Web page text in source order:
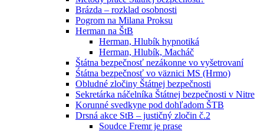
Brázda – rozklad osobnosti
Pogrom na Milana Proksu
Herman na ŠtB
Herman, Hlubík hypnotiká
Herman, Hlubík, Macháč
Štátna bezpečnosť nezákonne vo vyšetrovaní
Śtátna bezpečnosť vo väznici MS (Hrmo)
Obludné zločiny Štátnej bezpečnosti
Sekretárka náčelníka Štátnej bezpečnosti v Nitre
Korunné svedkyne pod dohľadom ŠTB
Drsná akce StB – justičný zločin č.2
Soudce Fremr je prase